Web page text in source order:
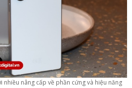
nhiều nâng cấp về phần cứng và hiệu năng